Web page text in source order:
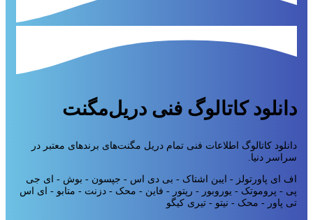
دانلود کاتالوگ فنی دریل‌مگنت
دانلود کاتالوگ اطلاعات فنی تمام دریل مگنت‌های برندهای معتبر در
سراسر دنیا.
اف ای پاورتولز - ایبن اشتاک - بی دی اس - جپسون - بوش - ای جی
پی - پروموتک - یوروبور - رپتور - فاین - محک - دزنت - متابو - ای اس
تی پاور - محک - نیتو - تیری کیگو